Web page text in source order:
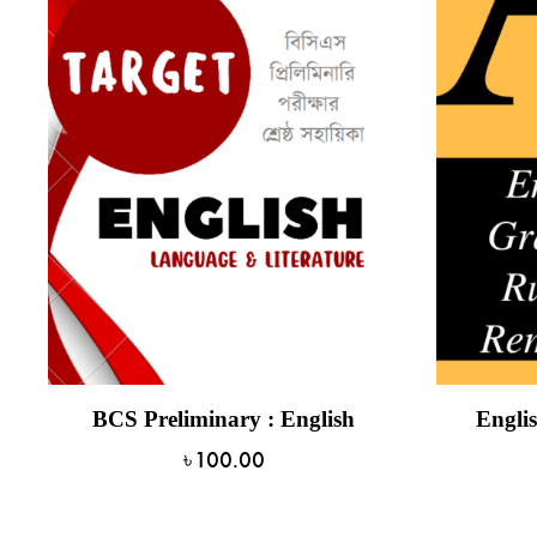
BCS Preliminary : English
৳100.00